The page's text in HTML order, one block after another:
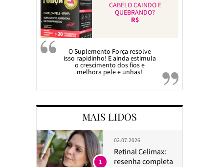
CABELO CAINDO E
QUEBRANDO?
R$
O Suplemento Força resolve
isso rapidinho! E ainda estimula
o crescimento dos fios e
melhora pele e unhas!
MAIS LIDOS
02.07.2026
Retinal Celimax:
resenha completa
1